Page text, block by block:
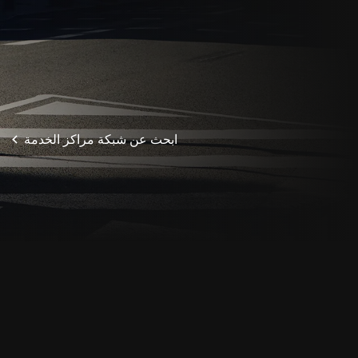
ابحث عن شبكة مراكز الخدمة